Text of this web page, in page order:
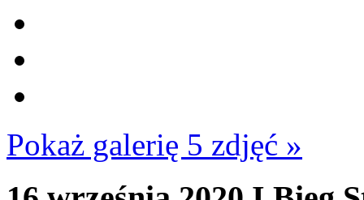
Pokaż galerię 5 zdjęć »